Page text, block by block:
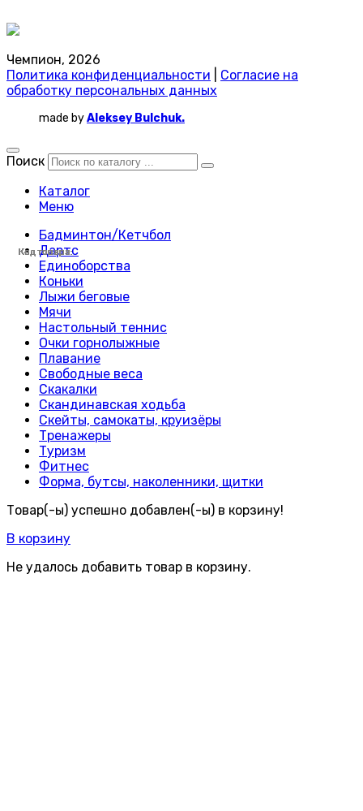
Код товара:
Код товара:
Код товара:
Код товара:
Код товара:
Код товара:
Код товара:
Код товара:
Код товара:
Код товара:
Код товара:
Код товара:
Код товара:
Код товара:
Код товара:
Код товара:
Код товара:
Код товара:
Код товара:
Код товара:
Код товара:
Код товара:
Код товара:
Код товара:
Чемпион, 2026
Политика конфиденциальности
Согласие на
обработку персональных данных
made byAleksey Bulchuk.
Поиск
Каталог
Меню
Бадминтон/Кетчбол
Дартс
Единоборства
Коньки
Лыжи беговые
Мячи
Настольный теннис
Очки горнолыжные
Плавание
Свободные веса
Скакалки
Скандинавская ходьба
Скейты, самокаты, круизёры
Тренажеры
Туризм
Фитнес
Форма, бутсы, наколенники, щитки
Товар(-ы) успешно добавлен(-ы) в корзину!
В корзину
Не удалось добавить товар в корзину.